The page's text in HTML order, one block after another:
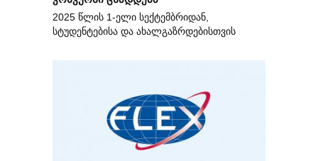
2025 წლის 1-ელი სექტემბრიდან,
სტუდენტებისა და ახალგაზრდებისთვის